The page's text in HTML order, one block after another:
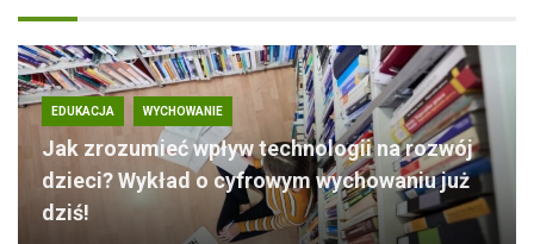
EDUKACJA WYCHOWANIE
Jak zrozumieć wpływ technologii na rozwój
dzieci? Wykład o cyfrowym wychowaniu już
dziś!